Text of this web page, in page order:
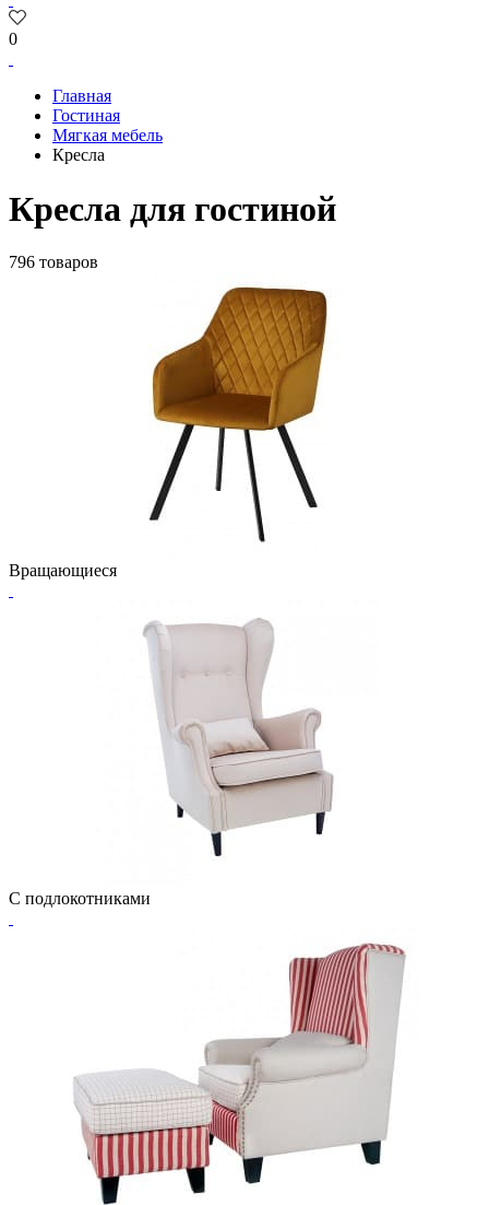
0
Главная
Гостиная
Мягкая мебель
Кресла
Кресла для гостиной
796 товаров
Вращающиеся
С подлокотниками